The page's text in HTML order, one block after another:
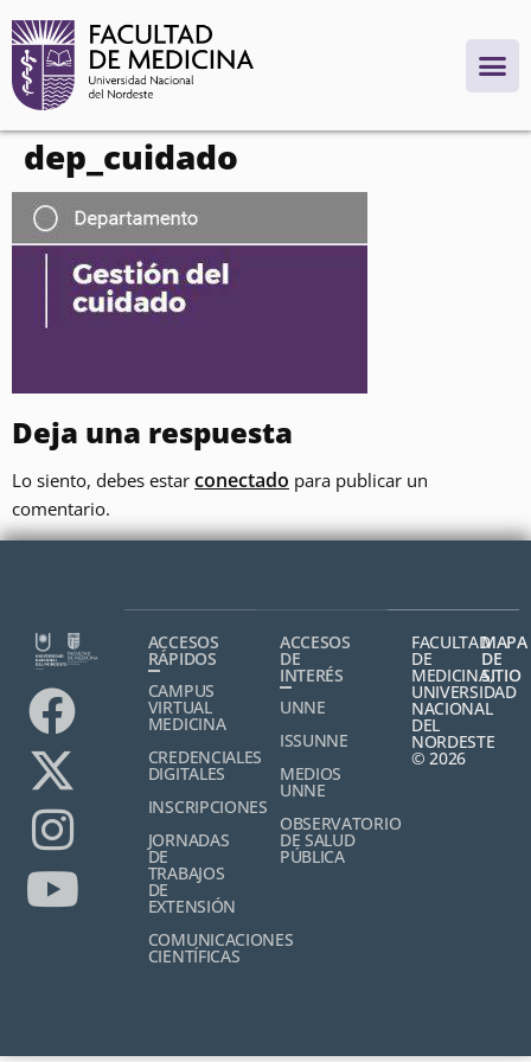
contenido
dep_cuidado
Deja una respuesta
Lo siento, debes estar conectado para publicar un
comentario.
ACCESOS
RÁPIDOS
CAMPUS
VIRTUAL
MEDICINA
CREDENCIALES
DIGITALES
INSCRIPCIONES
JORNADAS
DE
TRABAJOS
DE
EXTENSIÓN
COMUNICACIONES
CIENTÍFICAS
ACCESOS
DE
INTERÉS
UNNE
ISSUNNE
MEDIOS
UNNE
OBSERVATORIO
DE SALUD
PÚBLICA
FACULTAD
DE
MEDICINA,
UNIVERSIDAD
NACIONAL
DEL
NORDESTE
© 2026
MAPA
DE
SITIO